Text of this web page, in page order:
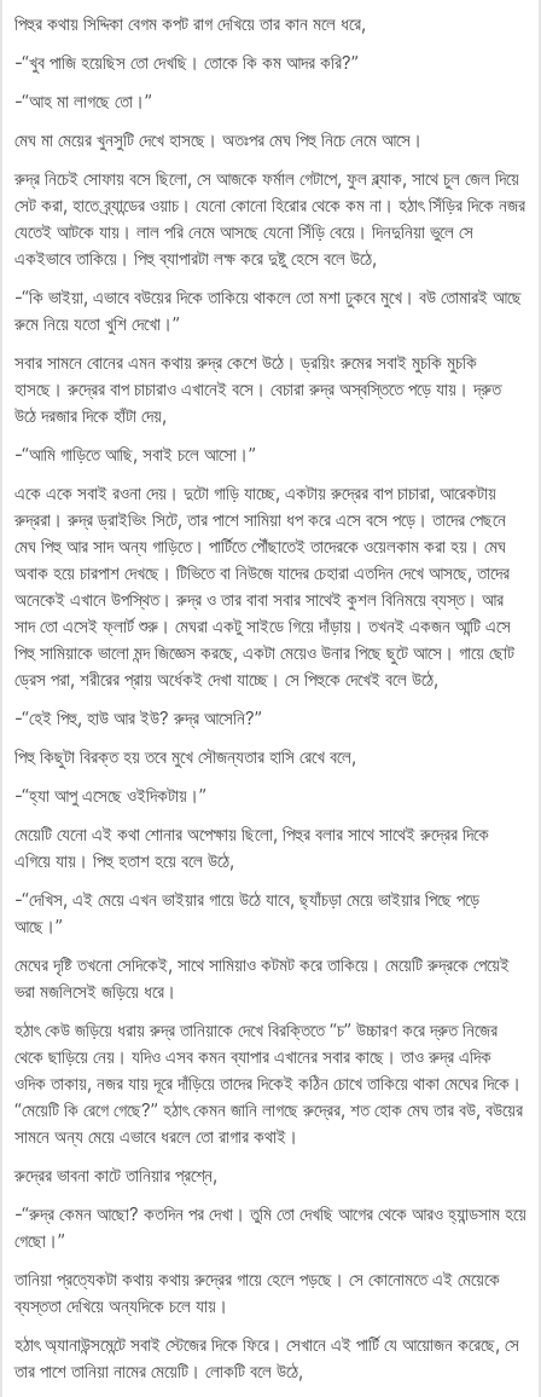
পিহুর কথায় সিদ্দিকা বেগম কপট রাগ দেখিয়ে তার কান মলে ধরে,
-“খুব পাজি হয়েছিস তো দেখছি। তোকে কি কম আদর করি?”
-“আহ মা লাগছে তো।”
মেঘ মা মেয়ের খুনসুটি দেখে হাসছে। অতঃপর মেঘ পিহু নিচে নেমে আসে।
রুদ্র নিচেই সোফায় বসে ছিলো, সে আজকে ফর্মাল গেটাপে, ফুল ব্ল্যাক, সাথে চুল জেল দিয়ে
সেট করা, হাতে ব্র্যান্ডের ওয়াচ। যেনো কোনো হিরোর থেকে কম না। হঠাৎ সিঁড়ির দিকে নজর
যেতেই আটকে যায়। লাল পরি নেমে আসছে যেনো সিঁড়ি বেয়ে। দিনদুনিয়া ভুলে সে
একইভাবে তাকিয়ে। পিহু ব্যাপারটা লক্ষ করে দুষ্টু হেসে বলে উঠে,
-“কি ভাইয়া, এভাবে বউয়ের দিকে তাকিয়ে থাকলে তো মশা ঢুকবে মুখে। বউ তোমারই আছে
রুমে নিয়ে যতো খুশি দেখো।”
সবার সামনে বোনের এমন কথায় রুদ্র কেশে উঠে। ড্রয়িং রুমের সবাই মুচকি মুচকি
হাসছে। রুদ্রের বাপ চাচারাও এখানেই বসে। বেচারা রুদ্র অস্বস্তিতে পড়ে যায়। দ্রুত
উঠে দরজার দিকে হাঁটা দেয়,
-“আমি গাড়িতে আছি, সবাই চলে আসো।”
একে একে সবাই রওনা দেয়। দুটো গাড়ি যাচ্ছে, একটায় রুদ্রের বাপ চাচারা, আরেকটায়
রুদ্ররা। রুদ্র ড্রাইভিং সিটে, তার পাশে সামিয়া ধপ করে এসে বসে পড়ে। তাদের পেছনে
মেঘ পিহু আর সাদ অন্য গাড়িতে। পার্টিতে পৌঁছাতেই তাদেরকে ওয়েলকাম করা হয়। মেঘ
অবাক হয়ে চারপাশ দেখছে। টিভিতে বা নিউজে যাদের চেহারা এতদিন দেখে আসছে, তাদের
অনেকেই এখানে উপস্থিত। রুদ্র ও তার বাবা সবার সাথেই কুশল বিনিময়ে ব্যস্ত। আর
সাদ তো এসেই ফ্লার্ট শুরু। মেঘরা একটু সাইডে গিয়ে দাঁড়ায়। তখনই একজন আন্টি এসে
পিহু সামিয়াকে ভালো মন্দ জিজ্ঞেস করছে, একটা মেয়েও উনার পিছে ছুটে আসে। গায়ে ছোট
ড্রেস পরা, শরীরের প্রায় অর্ধেকই দেখা যাচ্ছে। সে পিহুকে দেখেই বলে উঠে,
-“হেই পিহু, হাউ আর ইউ? রুদ্র আসেনি?”
পিহু কিছুটা বিরক্ত হয় তবে মুখে সৌজন্যতার হাসি রেখে বলে,
-“হ্যা আপু এসেছে ওইদিকটায়।”
মেয়েটি যেনো এই কথা শোনার অপেক্ষায় ছিলো, পিহুর বলার সাথে সাথেই রুদ্রের দিকে
এগিয়ে যায়। পিহু হতাশ হয়ে বলে উঠে,
-“দেখিস, এই মেয়ে এখন ভাইয়ার গায়ে উঠে যাবে, ছ্যাঁচড়া মেয়ে ভাইয়ার পিছে পড়ে
আছে।”
মেঘের দৃষ্টি তখনো সেদিকেই, সাথে সামিয়াও কটমট করে তাকিয়ে। মেয়েটি রুদ্রকে পেয়েই
ভরা মজলিসেই জড়িয়ে ধরে।
হঠাৎ কেউ জড়িয়ে ধরায় রুদ্র তানিয়াকে দেখে বিরক্তিতে “চ” উচ্চারণ করে দ্রুত নিজের
থেকে ছাড়িয়ে নেয়। যদিও এসব কমন ব্যাপার এখানের সবার কাছে। তাও রুদ্র এদিক
ওদিক তাকায়, নজর যায় দূরে দাঁড়িয়ে তাদের দিকেই কঠিন চোখে তাকিয়ে থাকা মেঘের দিকে।
“মেয়েটি কি রেগে গেছে?” হঠাৎ কেমন জানি লাগছে রুদ্রের, শত হোক মেঘ তার বউ, বউয়ের
সামনে অন্য মেয়ে এভাবে ধরলে তো রাগার কথাই।
রুদ্রের ভাবনা কাটে তানিয়ার প্রশ্নে,
-“রুদ্র কেমন আছো? কতদিন পর দেখা। তুমি তো দেখছি আগের থেকে আরও হ্যান্ডসাম হয়ে
গেছো।”
তানিয়া প্রত্যেকটা কথায় কথায় রুদ্রের গায়ে হেলে পড়ছে। সে কোনোমতে এই মেয়েকে
ব্যস্ততা দেখিয়ে অন্যদিকে চলে যায়।
হঠাৎ অ্যানাউন্সমেন্টে সবাই স্টেজের দিকে ফিরে। সেখানে এই পার্টি যে আয়োজন করেছে, সে
তার পাশে তানিয়া নামের মেয়েটি। লোকটি বলে উঠে,